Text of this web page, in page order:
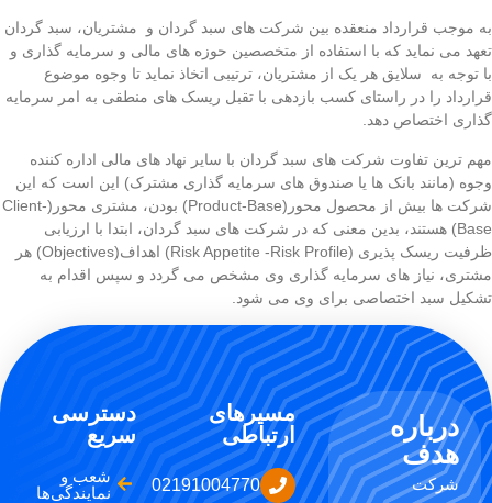
به موجب قرارداد منعقده بین شرکت های سبد گردان و مشتریان، سبد گردان
تعهد می نماید که با استفاده از متخصصین حوزه های مالی و سرمایه گذاری و
با توجه به سلایق هر یک از مشتریان، ترتیبی اتخاذ نماید تا وجوه موضوع
قرارداد را در راستای کسب بازدهی با تقبل ریسک های منطقی به امر سرمایه
گذاری اختصاص دهد.
مهم ترین تفاوت شرکت های سبد گردان با سایر نهاد های مالی اداره کننده
وجوه (مانند بانک ها یا صندوق های سرمایه گذاری مشترک) این است که این
شرکت ها بیش از محصول محور(Product-Base) بودن، مشتری محور(Client-
Base) هستند، بدین معنی که در شرکت های سبد گردان، ابتدا با ارزیابی
ظرفیت ریسک پذیری (Risk Appetite -Risk Profile) اهداف(Objectives) هر
مشتری، نیاز های سرمایه گذاری وی مشخص می گردد و سپس اقدام به
تشکیل سبد اختصاصی برای وی می شود.
درباره
هدف
شرکت
مسیرهای
ارتباطی
02191004770
دسترسی
سریع
شعب و
نمایندگی‌ها